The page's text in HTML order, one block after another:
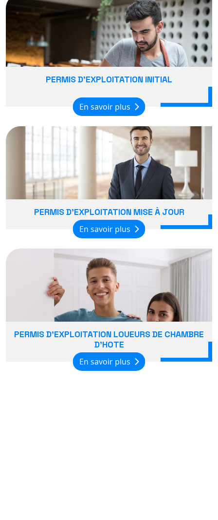
PERMIS D'EXPLOITATION INITIAL
En savoir plus
PERMIS D'EXPLOITATION MISE À JOUR
En savoir plus
PERMIS D'EXPLOITATION LOUEURS DE CHAMBRE
D'HOTE
En savoir plus